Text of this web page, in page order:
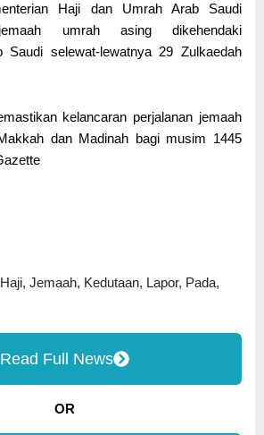
Haji dan Umrah Arab Saudi
umrah asing dikehendaki
Saudi selewat-lewatnya 29 Zulkaedah
kelancaran perjalanan jemaah
dan Madinah bagi musim 1445
Haji, Jemaah, Kedutaan, Lapor, Pada,
Read Full News
OR